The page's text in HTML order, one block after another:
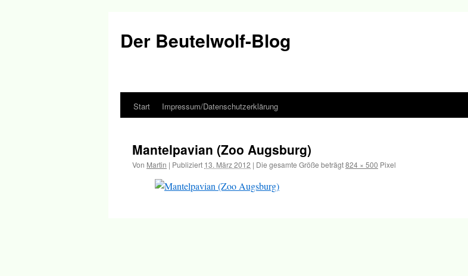
Der Beutelwolf-Blog
Springe
Inhalt
Start Impressum/Datenschutzerklärung
Mantelpavian (Zoo Augsburg)
Von Martin | Publiziert 13. März 2012 | Die gesamte Größe beträgt824 × 500 Pixel